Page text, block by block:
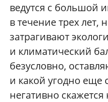
ведутся с большой
в течение трех
затрагивают
и климатический
безусловно,
и какой угодно еще
негативно